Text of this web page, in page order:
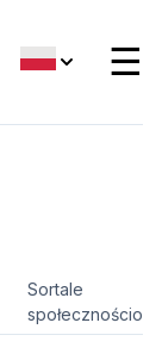
☰
Sortale